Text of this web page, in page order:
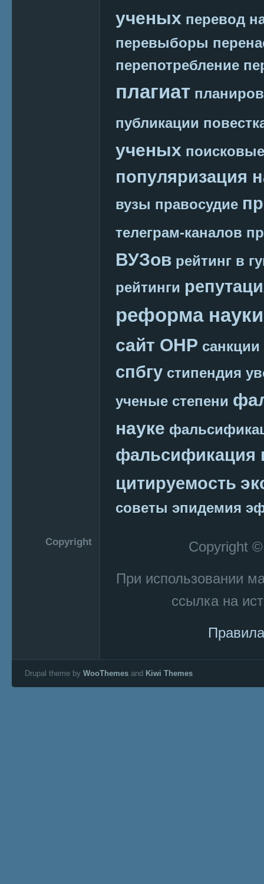
ученых перевод
перевыборы
перепотребление
плагиат
публикации
ученых
популяризация
вузы правосудие
телеграм-каналов
ВУЗов рейтинг в
рейтинги
реформа науки
сайт ОНР санкции
спбгу стипендия
ученые степени
науке
фальсификация
цитируемость
советы эпидемия
Copyright
Copyright
При использовании
ссылка на
Drupal theme by WooThemes and Kiwi Themes